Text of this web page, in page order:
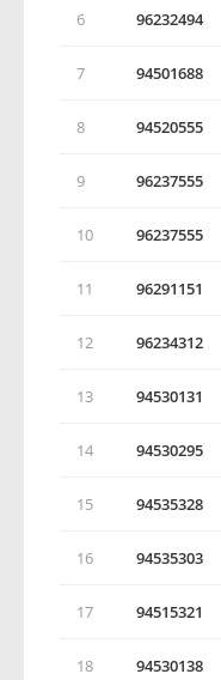
6 96232494
7 94501688
8 94520555
9 96237555
10 96237555
11 96291151
12 96234312
13 94530131
14 94530295
15 94535328
16 94535303
17 94515321
18 94530138